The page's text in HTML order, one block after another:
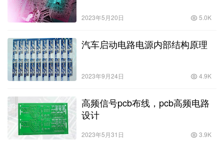
2023年5月20日 5.0K
汽车启动电路电源内部结构原理
2023年9月24日 4.9K
高频信号pcb布线，pcb高频电路
设计
2023年5月31日 3.9K